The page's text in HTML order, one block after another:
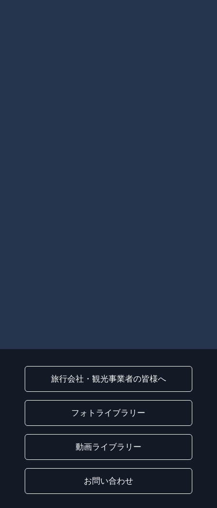
旅行会社・観光事業者の皆様へ
フォトライブラリー
動画ライブラリー
お問い合わせ